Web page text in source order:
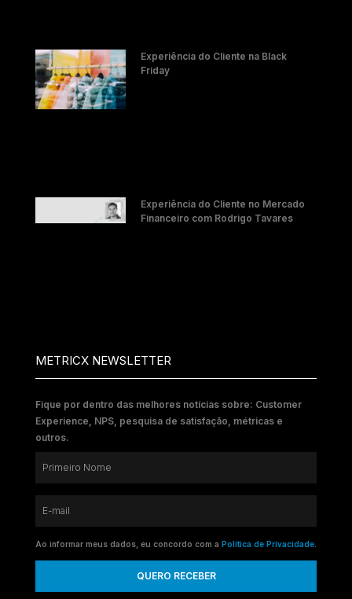
Experiência do Cliente na Black
Friday
Experiência do Cliente no Mercado
Financeiro com Rodrigo Tavares
METRICX NEWSLETTER
Fique por dentro das melhores notícias sobre: Customer
Experience, NPS, pesquisa de satisfação, métricas e
outros.
Ao informar meus dados, eu concordo com a Política de Privacidade
QUERO RECEBER